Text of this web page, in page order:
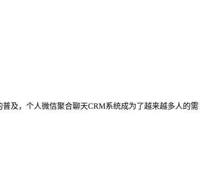
及，个人微信聚合聊天CRM系统成为了越来越多人的需